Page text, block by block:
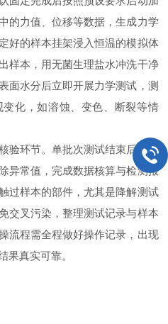
的力值、位移等数据，生成力学
好的样本挂架浸入恒温的模拟体
样本，用无菌生理盐水冲洗干净
面水分后立即开展力学测试，测
化，如溶蚀、变色、断裂等情
环节。单批次测试结束后，导
异常值，完成数据核算与检测报
过样本的部件，尤其是降解测试
交叉污染，整理测试记录与样本
流程需全程做好操作记录，出现
果真实可靠。